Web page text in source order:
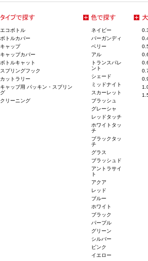
《イベント出展のお知らせ》4/7-8（土日）ア
SIGGの新商品「アルボックス プラス」のご紹
2018カタログ郵送受付のお知らせ
年末年始（12/29～1/8）のショッピングサイト
お盆期間中の休業(8/11-8/20)に伴うショッピン
《期間限定 SUMMER SALEのお知らせ》
お問い合わせについて
ゴールデンウィーク(4/29～5/7) のショッピン
悪質な詐欺目的の通販サイトや偽サイト（な
ショッピングサイトのご利用について
年末年始（12/29～1/5）のショッピングサイト
お盆期間中の休業(8/11-8/16)に伴うショッピン
スイスデザイン展 西宮市大谷記念美術館で開
ゴールデンウィーク(4/29～5/8) のショッピン
スイスデザイン展 札幌芸術の森美術館で開催
ショッピングサイト リニューアルによるアク
年末年始 (12/27～1/5) のショッピングサイト発
スイスデザイン展にSIGGも出展が決定！
2014/12/7（日)開催！大野山アウトドアふゆフ
エコボトル
ボトルカバー
キャップ
キャップカバー
ボトルキャット
スプリングフック
カットラリー
キャップ用 パッキン・スプリン
グ
クリーニング
ネイビー
バーガンディ
ベリー
アル
トランスパレ
ント
シェード
ミッドナイト
スカーレット
ブラッシュ
グレーシャ
レッドタッチ
ホワイトタッ
チ
ブラックタッ
チ
グラス
ブラッシュド
アントラサイ
ト
アクア
レッド
ブルー
ホワイト
ブラック
パープル
グリーン
シルバー
ピンク
イエロー